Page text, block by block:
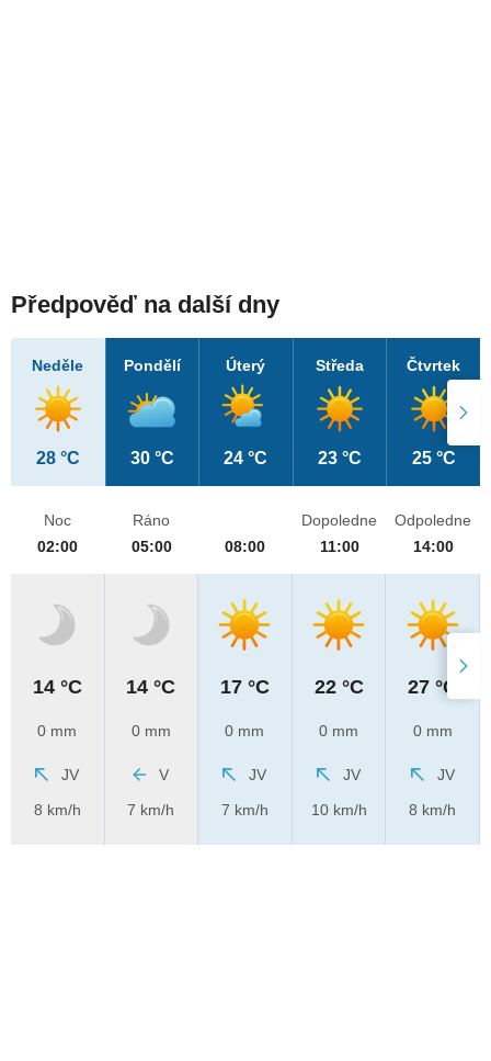
Předpověď na další dny
Neděle
28 °C
Pondělí
30 °C
Úterý
24 °C
Středa
23 °C
Čtvrtek
25 °C
Noc
02:00
14 °C
0 mm
JV
8 km/h
Ráno
05:00
14 °C
0 mm
V
7 km/h
08:00
17 °C
0 mm
JV
7 km/h
Dopoledne
11:00
22 °C
0 mm
JV
10 km/h
Odpoledne
14:00
27 °C
0 mm
JV
8 km/h